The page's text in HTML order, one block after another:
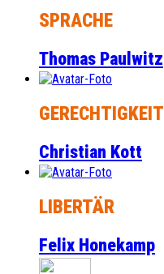
SPRACHE
Thomas Paulwitz
GERECHTIGKEIT
Christian Kott
LIBERTÄR
Felix Honekamp